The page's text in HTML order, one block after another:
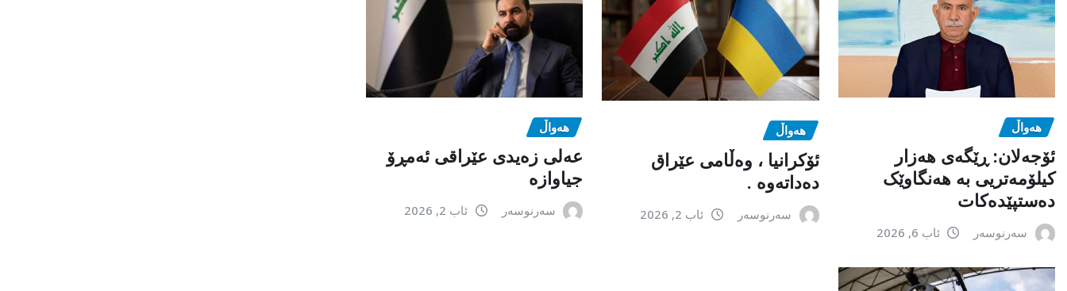
هەواڵ
ئۆجەلان: ڕێگەی هەزار
کیلۆمەتریی بە هەنگاوێک
دەستپێدەکات
سەرنوسەر ئاب 6, 2026
هەواڵ
ئۆکرانیا ، وەڵامی عێراق
دەداتەوە .
سەرنوسەر ئاب 2, 2026
هەواڵ
عەلی زەیدی عێراقی ئەمڕۆ
جیاوازە
سەرنوسەر ئاب 2, 2026